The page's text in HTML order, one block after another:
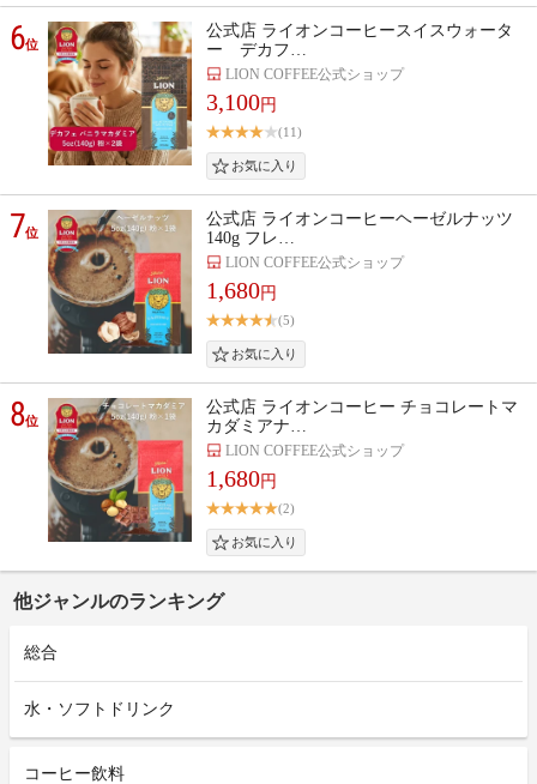
6位
公式店 ライオンコーヒースイスウォータ
ー デカフ…
LION COFFEE公式ショップ
3,100円
(11)
7位
公式店 ライオンコーヒーヘーゼルナッツ
140g フレ…
LION COFFEE公式ショップ
1,680円
(5)
8位
公式店 ライオンコーヒー チョコレートマ
カダミアナ…
LION COFFEE公式ショップ
1,680円
(2)
他ジャンルのランキング
総合
水・ソフトドリンク
コーヒー飲料